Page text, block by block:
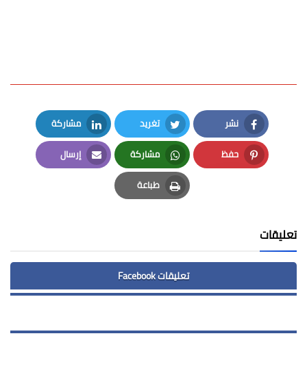
نشر
Facebook
تغريد
Twitter
مشاركة
LinkedIn
حفظ
Pinterest
مشاركة
Whatsapp
إرسال
Email
طباعة
Print
تعليقات
تعليقات Facebook